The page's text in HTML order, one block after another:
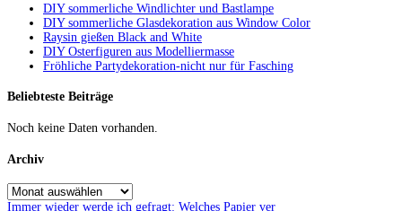
DIY sommerliche Windlichter und Bastlampe
DIY sommerliche Glasdekoration aus Window Color
Raysin gießen Black and White
DIY Osterfiguren aus Modelliermasse
Fröhliche Partydekoration-nicht nur für Fasching
Beliebteste Beiträge
Noch keine Daten vorhanden.
Archiv
Immer wieder werde ich gefragt: Welches Papier ver